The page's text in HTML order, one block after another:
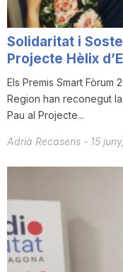
Solidaritat i
Projecte Hèlix
Els Premis Smart Fòrum
Region han reconegut
Pau al Projecte...
Adrià Recasens - 15